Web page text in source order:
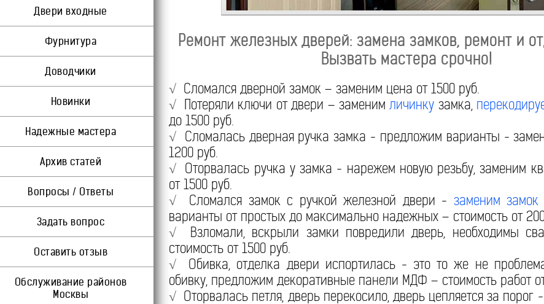
Двери входные
Фурнитура
Доводчики
Новинки
Надежные мастера
Архив статей
Вопросы / Ответы
Задать вопрос
Оставить отзыв
Обслуживание районов
Москвы
Ремонт железных дверей: замена замков, ремонт и
Вызвать мастера срочно!
√ Сломался дверной замок – заменим цена от 1500 руб.
√ Потеряли ключи от двери – заменимличинку замка,
до 1500 руб.
√ Сломалась дверная ручка замка - предложим варианты -
1200 руб.
√ Оторвалась ручка у замка - нарежем новую резьбу, заменим
от 1500 руб.
√ Сломался замок с ручкой железной двери - заменим замок
варианты от простых до максимально надежных – стоимость от
√ Взломали, вскрыли замки повредили дверь, необходимы
стоимость от 1500 руб.
√ Обивка, отделка двери испортилась - это то же не
обивку, предложим декоративные панели МДФ – стоимость работ
√ Оторвалась петля, дверь перекосило, дверь цепляется за порог